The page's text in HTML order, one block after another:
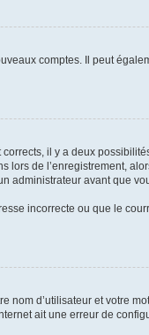
comptes. Il peut
corrects, il y a deux
lors de l’enregistrement,
avant que
incorrecte ou que le
d’utilisateur et votre
ait une erreur de